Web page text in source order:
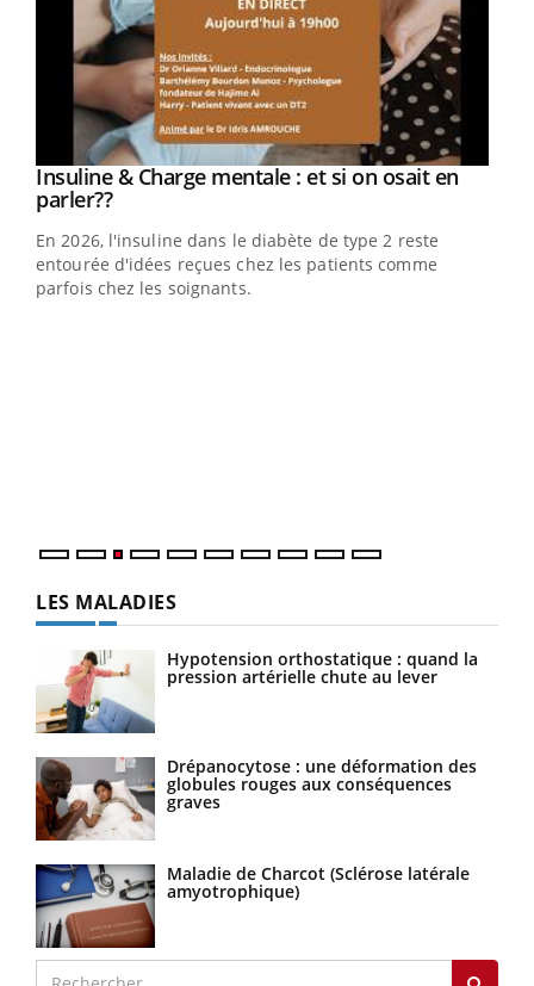
Youtube
Insuline & Charge mentale : et si on osait en
parler??Youtube
En 2026, l'insuline dans le diabète de type 2 reste
entourée d'idées reçues chez les patients comme
parfois chez les soignants.
LES MALADIES
Hypotension orthostatique : quand la
pression artérielle chute au lever
Drépanocytose : une déformation des
globules rouges aux conséquences
graves
Maladie de Charcot (Sclérose latérale
amyotrophique)